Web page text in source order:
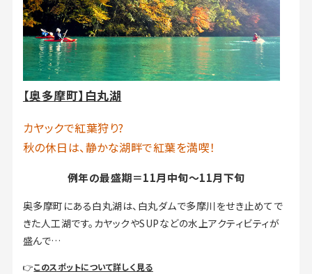
【奥多摩町】白丸湖
カヤックで紅葉狩り?
秋の休日は、静かな湖畔で紅葉を満喫！
例年の最盛期＝11月中旬～11月下旬
奥多摩町にある白丸湖は、白丸ダムで多摩川をせき止めてで
きた人工湖です。カヤックやSUPなどの水上アクティビティが
盛んで…
👉このスポットについて詳しく見る